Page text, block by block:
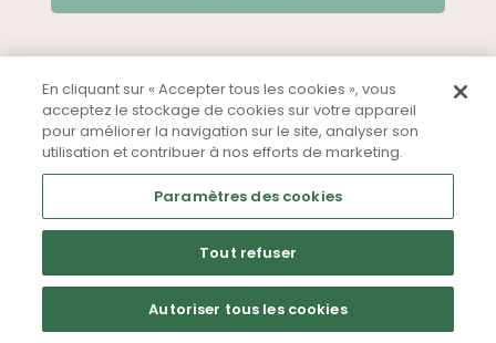
Qui sommes-nous ?
Nous contacter
Partager sur Facebook
Mentions légales CGU Politique de confidentialité
En cliquant sur « Accepter tous les cookies », vous
acceptez le stockage de cookies sur votre appareil
pour améliorer la navigation sur le site, analyser son
utilisation et contribuer à nos efforts de marketing.
Paramètres des cookies
Tout refuser
Autoriser tous les cookies